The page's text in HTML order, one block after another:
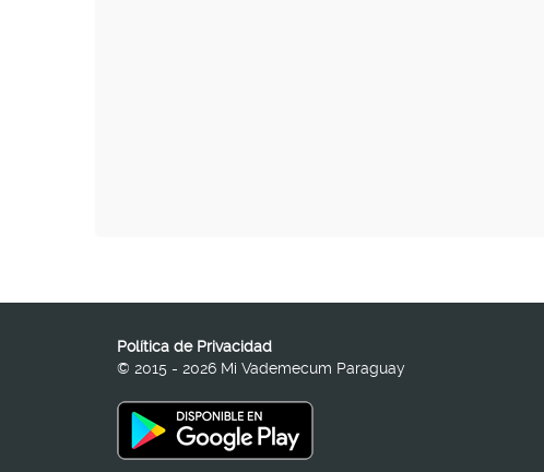
Política de Privacidad
© 2015 - 2026 Mi Vademecum Paraguay